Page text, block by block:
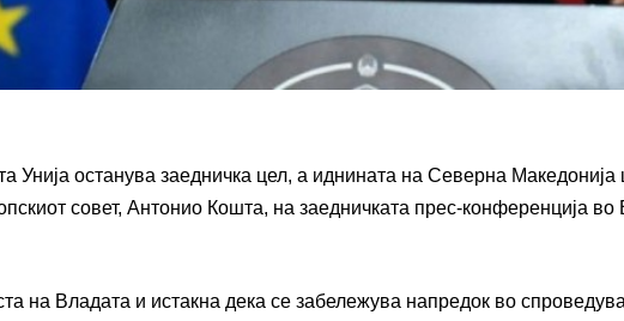
Унија останува заедничка цел, а иднината на Северна Македонија
совет, Антонио Кошта, на заедничката прес-конференција
на Владата и истакна дека се забележува напредок во